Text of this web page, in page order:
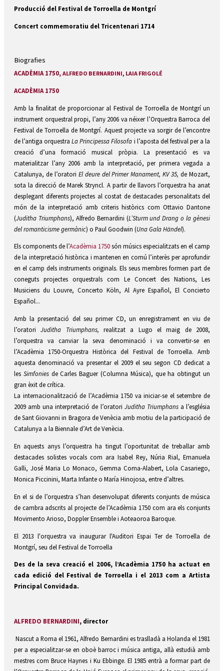
Producció del Festival de Torroella de Montgrí
Concert commemoratiu del Tricentenari 1714
Biografies
ACADÈMIA 1750, ALFREDO BERNARDINI, LAIA FRIGOLÉ
ACADÈMIA 1750
Amb la finalitat de proporcionar al Festival de Torroella de Montgrí un
instrument orquestral propi, l’any 2006 va néixer l’Orquestra Barroca del
Festival de Torroella de Montgrí. Aquest projecte va sorgir de l’encontre
de l’antiga orquestraLa Principessa Filosofa i l’aposta del festival per a la
creació d’una formació musical pròpia. La presentació es va
materialitzar l’any 2006 amb la interpretació, per primera vegada a
Catalunya, de l’oratori El deure del Primer Manament, KV 35, de Mozart,
sota la direcció de Marek Stryncl. A partir de llavors l’orquestra ha anat
desplegant diferents projectes al costat de destacades personalitats del
món de la interpretació amb criteris històrics com Ottavio Dantone
(Juditha Triumphans), Alfredo Bernardini (L’Sturm und Drang o la gènesi
del romanticisme germànic) o Paul Goodwin (Una Gala Händel).
Els components de l’Acadèmia 1750són músics especialitzats en el camp
de la interpretació històrica i mantenen en comú l’interès per aprofundir
en el camp dels instruments originals. Els seus membres formen part de
coneguts projectes orquestrals com Le Concert des Nations, Les
Musiciens du Louvre, Concerto Köln, Al Ayre Español, El Concierto
Español...
Amb la presentació del seu primer CD, un enregistrament en viu de
l’oratoriJuditha Triumphans, realitzat a Lugo el maig de 2008,
l’orquestra va canviar la seva denominació i va convertir-se en
l’Acadèmia 1750-Orquestra Històrica del Festival de Torroella. Amb
aquesta denominació va presentar el 2009 el seu segon CD dedicat a
les Simfoniesde Carles Baguer (Columna Música), que ha obtingut un
gran èxit de crítica.
La internacionalització de l’Acadèmia 1750 va iniciar-se el setembre de
2009 amb una interpretació de l’oratori Juditha Triumphansa l’església
de Sant Giovanni in Bragora de Venècia amb motiu de la participació de
Catalunya a la Biennale d’Art de Venècia.
En aquests anys l’orquestra ha tingut l’oportunitat de treballar amb
destacades solistes vocals com ara Isabel Rey, Núria Rial, Emanuela
Galli, José Maria Lo Monaco, Gemma Coma-Alabert, Lola Casariego,
Monica Piccinini, Marta Infante o María Hinojosa, entre d’altres.
En el si de l’orquestra s’han desenvolupat diferents conjunts de música
de cambra adscrits al projecte de l’Acadèmia 1750 com ara els conjunts
Movimento Arioso, Doppler Ensemble i Aoteaoroa Baroque.
El 2013 l'orquestra va inaugurar l'Auditori Espai Ter de Torroella de
Montgrí, seu del Festival de Torroella
Des de la seva creació el 2006, l’Acadèmia 1750 ha actuat en
cada edició del Festival de Torroella i el 2013 com a Artista
Principal Convidada.
ALFREDO BERNARDINI, director
Nascut a Roma el 1961, Alfredo Bernardini es traslladà a Holanda el 1981
per a especialitzar-se en oboè barroc i música antiga, allà estudià amb
mestres com Bruce Haynes i Ku Ebbinge. El 1985 entrà a formar part de